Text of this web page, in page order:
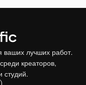
ваших лучших работ.
креаторов,
студий.